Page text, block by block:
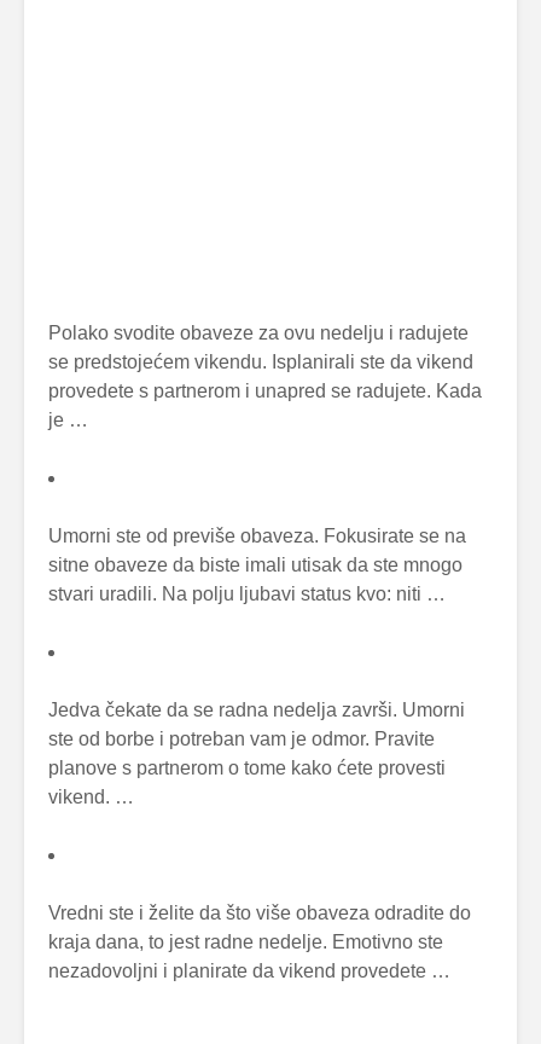
Polako svodite obaveze za ovu nedelju i radujete
se predstojećem vikendu. Isplanirali ste da vikend
provedete s partnerom i unapred se radujete. Kada
je …
Umorni ste od previše obaveza. Fokusirate se na
sitne obaveze da biste imali utisak da ste mnogo
stvari uradili. Na polju ljubavi status kvo: niti …
Jedva čekate da se radna nedelja završi. Umorni
ste od borbe i potreban vam je odmor. Pravite
planove s partnerom o tome kako ćete provesti
vikend. …
Vredni ste i želite da što više obaveza odradite do
kraja dana, to jest radne nedelje. Emotivno ste
nezadovoljni i planirate da vikend provedete …